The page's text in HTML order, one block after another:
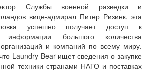
Службы военной разведки и
вице-адмирал Питер Ризинк, эта
успешно получает доступ к
информации большого количества
организаций и компаний по всему миру.
Laundry Bear ищет сведения о закупке
техники странами НАТО и поставках